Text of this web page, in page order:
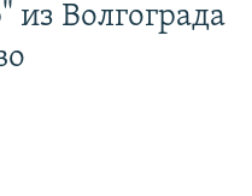
из Волгограда